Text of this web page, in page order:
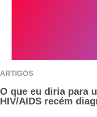
ARTIGOS
O que eu diria para
HIV/AIDS recém